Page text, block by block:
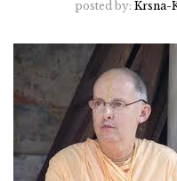
posted by: Krsna-